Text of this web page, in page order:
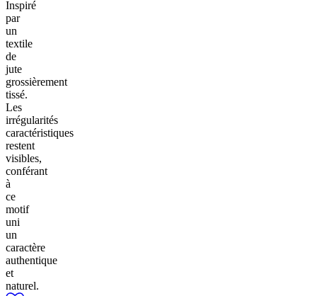
Inspiré
par
un
textile
de
jute
grossièrement
tissé.
Les
irrégularités
caractéristiques
restent
visibles,
conférant
à
ce
motif
uni
un
caractère
authentique
et
naturel.